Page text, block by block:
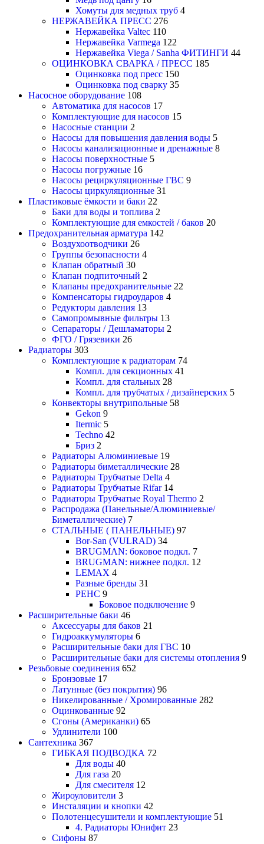
Хомуты для медных труб 4
НЕРЖАВЕЙКА ПРЕСС 276
Нержавейка Valtec 110
Нержавейка Varmega 122
Нержавейка Viega / Sanha ФИТИНГИ 44
ОЦИНКОВКА СВАРКА / ПРЕСС 185
Оцинковка под пресс 150
Оцинковка под сварку 35
Насосное оборудование 108
Автоматика для насосов 17
Комплектующие для насосов 15
Насосные станции 2
Насосы для повышения давления воды 5
Насосы канализационные и дренажные 8
Насосы поверхностные 5
Насосы погружные 16
Насосы рециркуляционные ГВС 9
Насосы циркуляционные 31
Пластиковые ёмкости и баки 22
Баки для воды и топлива 2
Комплектующие для емкостей / баков 20
Предохранительная арматура 142
Воздухоотводчики 26
Группы безопасности 4
Клапан обратный 30
Клапан подпиточный 2
Клапаны предохранительные 22
Компенсаторы гидроударов 4
Редукторы давления 13
Самопромывные фильтры 13
Сепараторы / Дешламаторы 2
ФГО / Грязевики 26
Радиаторы 303
Комплектующие к радиаторам 74
Компл. для секционных 41
Компл. для стальных 28
Компл. для трубчатых / дизайнерских 5
Конвекторы внутрипольные 58
Gekon 9
Itermic 5
Techno 42
Бриз 2
Радиаторы Алюминиевые 19
Радиаторы биметаллические 28
Радиаторы Трубчатые Delta 4
Радиаторы Трубчатые Rifar 14
Радиаторы Трубчатые Royal Thermo 2
Распродажа (Панельные/Алюминиевые/
Биметаллические) 7
СТАЛЬНЫЕ ( ПАНЕЛЬНЫЕ) 97
Bor-San (VULRAD) 34
BRUGMAN: боковое подкл. 7
BRUGMAN: нижнее подкл. 12
LEMAX 4
Разные бренды 31
РЕНС 9
Боковое подключение 9
Расширительные баки 46
Аксессуары для баков 21
Гидроаккумуляторы 6
Расширительные баки для ГВС 10
Расширительные баки для системы отопления 9
Резьбовые соединения 652
Бронзовые 17
Латунные (без покрытия) 96
Никелированные / Хромированные 282
Оцинкованные 92
Сгоны (Американки) 65
Удлинители 100
Сантехника 367
ГИБКАЯ ПОДВОДКА 72
Для воды 40
Для газа 20
Для смесителя 12
Жироуловители 3
Инсталяции и кнопки 42
Полотенцесушители и комплектующие 51
4. Радиаторы Юнифит 23
Сифоны 87